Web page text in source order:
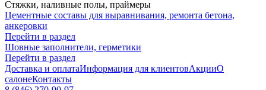
Стяжки, наливные полы, праймеры
Цементные составы для выравнивания, ремонта бетона,
анкеровки
Перейти в раздел
Шовные заполнители, герметики
Перейти в раздел
Доставка и оплатаИнформация для клиентовАкцииО
салонеКонтакты